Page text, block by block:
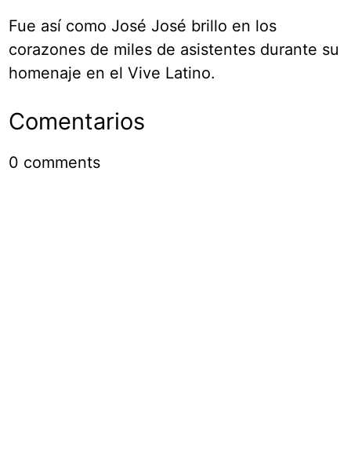
Fue así como José José brillo en los
corazones de miles de asistentes durante su
homenaje en el Vive Latino.
Comentarios
0 comments